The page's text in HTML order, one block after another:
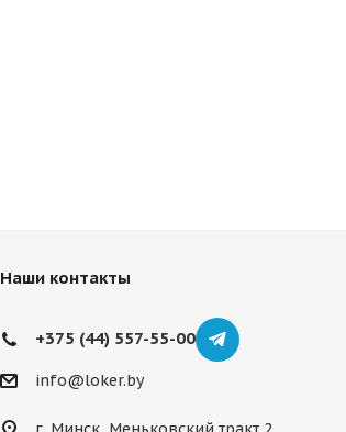
Наши контакты
+375 (44) 557-55-00
info@loker.by